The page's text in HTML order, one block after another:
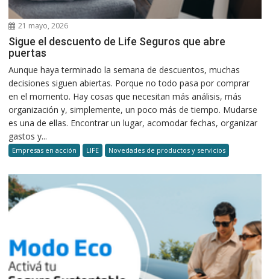
21 mayo, 2026
Sigue el descuento de Life Seguros que abre
puertas
Aunque haya terminado la semana de descuentos, muchas
decisiones siguen abiertas. Porque no todo pasa por comprar
en el momento. Hay cosas que necesitan más análisis, más
organización y, simplemente, un poco más de tiempo. Mudarse
es una de ellas. Encontrar un lugar, acomodar fechas, organizar
gastos y...
Empresas en acción LIFE Novedades de productos y servicios